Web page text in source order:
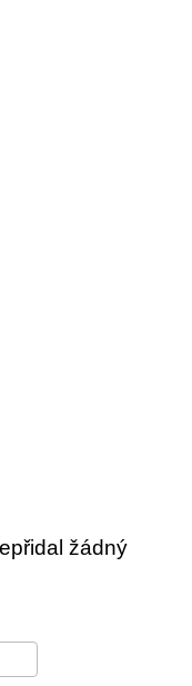
žádný